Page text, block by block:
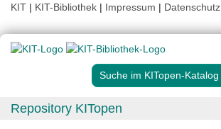
KIT | KIT-Bibliothek | Impressum | Datenschutz
Suche im KITopen-Katalog
Repository KITopen